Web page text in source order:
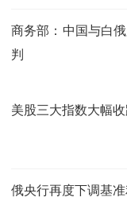
商务部：中国与白
判
美股三大指数大幅
俄央行再度下调基